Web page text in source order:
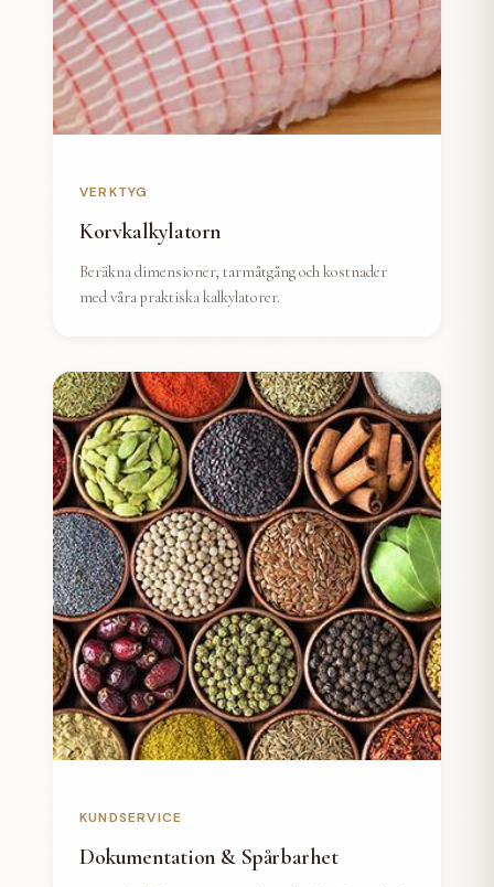
VERKTYG
Korvkalkylatorn
Beräkna dimensioner, tarmåtgång och kostnader
med våra praktiska kalkylatorer.
KUNDSERVICE
Dokumentation & Spårbarhet